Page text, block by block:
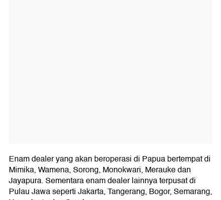
Enam dealer yang akan beroperasi di Papua bertempat di
Mimika, Wamena, Sorong, Monokwari, Merauke dan
Jayapura. Sementara enam dealer lainnya terpusat di
Pulau Jawa seperti Jakarta, Tangerang, Bogor, Semarang,